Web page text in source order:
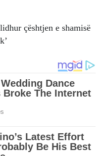
çështjen e shamisë